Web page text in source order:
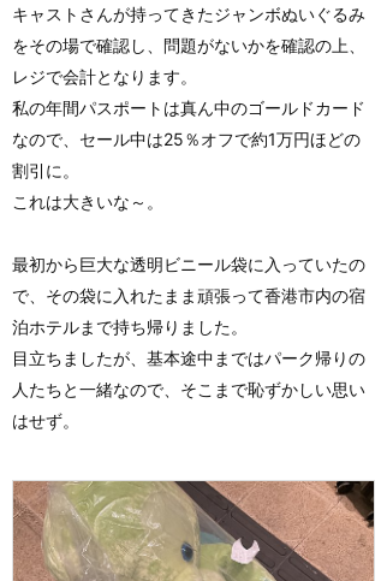
キャストさんが持ってきたジャンボぬいぐるみ
をその場で確認し、問題がないかを確認の上、
レジで会計となります。
私の年間パスポートは真ん中のゴールドカード
なので、セール中は25％オフで約1万円ほどの
割引に。
これは大きいな～。
最初から巨大な透明ビニール袋に入っていたの
で、その袋に入れたまま頑張って香港市内の宿
泊ホテルまで持ち帰りました。
目立ちましたが、基本途中まではパーク帰りの
人たちと一緒なので、そこまで恥ずかしい思い
はせず。